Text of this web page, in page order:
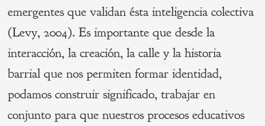
emergentes que validan ésta inteligencia colectiva
(Levy, 2004). Es importante que desde la
interacción, la creación, la calle y la historia
barrial que nos permiten formar identidad,
podamos construir significado, trabajar en
conjunto para que nuestros procesos educativos